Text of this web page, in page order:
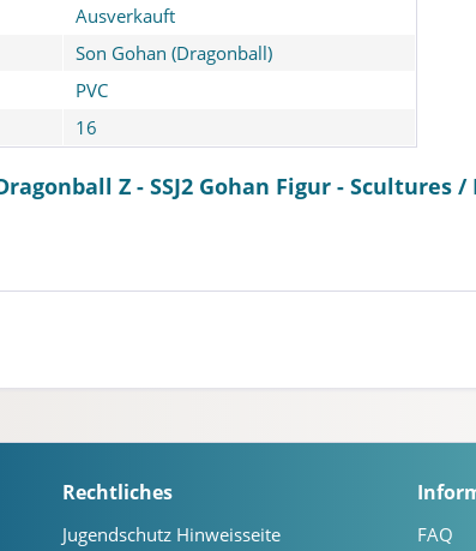
Ausverkauft
Son Gohan (Dragonball)
PVC
16
Z - SSJ2 Gohan Figur - Scultures
Rechtliches
Jugendschutz Hinweisseite
FAQ